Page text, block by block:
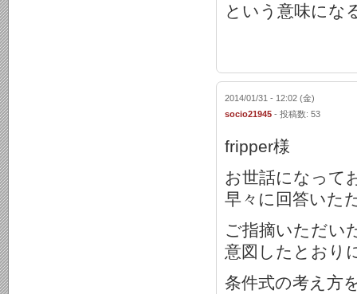
という意味にな
2014/01/31 - 12:02 (金)
socio21945 - 投稿数: 53
fripper様
お世話になって
早々に回答いた
ご指摘いただい
意図したとおり
条件式の考え方